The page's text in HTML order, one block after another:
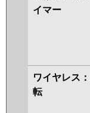
イマー
ワイヤレス
転